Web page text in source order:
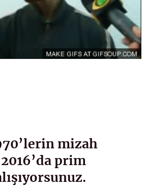
mizah
prim